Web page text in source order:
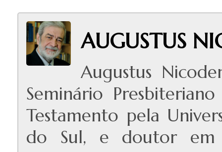
AUGUSTUS
Augustus
Seminário
Testamento pela
do Sul, e doutor em